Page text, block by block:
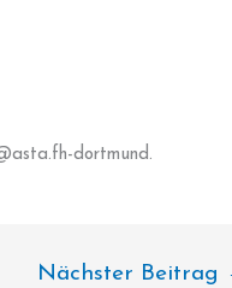
dortmund.
Nächster Beitrag